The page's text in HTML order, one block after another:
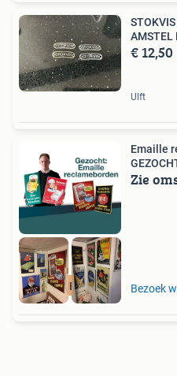
AMSTEL
€ 12,50
Ulft
RECLAMEBORDEN
Emaille
Zie
Bezoek